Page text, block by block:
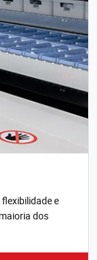
e
dos